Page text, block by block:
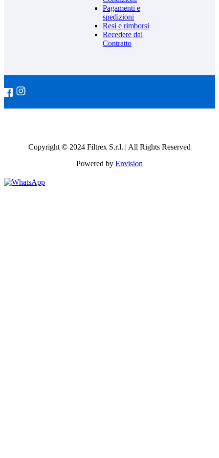
Pagamenti e
spedizioni
Resi e rimborsi
Recedere dal
Contratto
Copyright © 2024 Filtrex S.r.l. | All Rights Reserved
Powered by Envision